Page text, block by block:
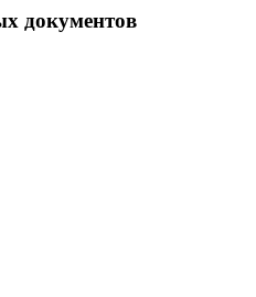
документов